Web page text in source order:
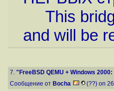
This
and will be
7. "FreeBSD QEMU + Windows
Сообщение от Bocha (??) on